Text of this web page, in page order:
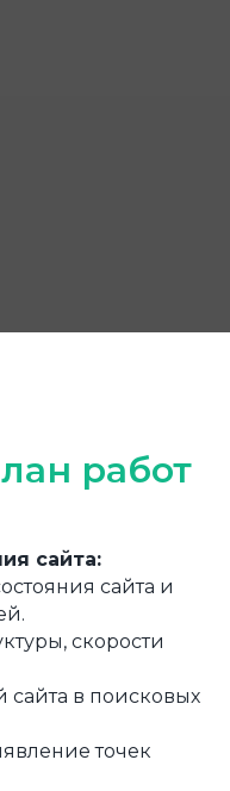
работ
сайта:
сайта и
скорости
в поисковых
точек